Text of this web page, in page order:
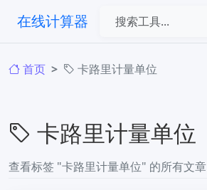
在线计算器
首页 卡路里计量单位
卡路里计量单位
查看标签 "卡路里计量单位" 的所有文章